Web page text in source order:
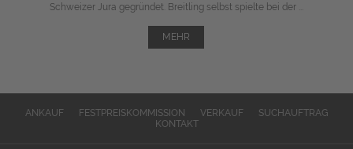
Schweizer Jura gegründet. Breitling selbst spielte bei der ...
MEHR
ANKAUF FESTPREISKOMMISSION VERKAUF
SUCHAUFTRAG
KONTAKT